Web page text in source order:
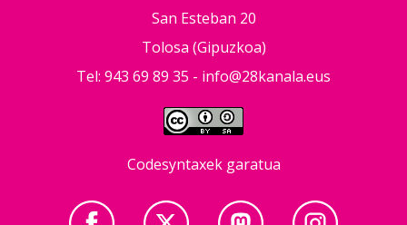
San Esteban 20
Tolosa (Gipuzkoa)
Tel: 943 69 89 35 - info@28kanala.eus
Codesyntaxek garatua